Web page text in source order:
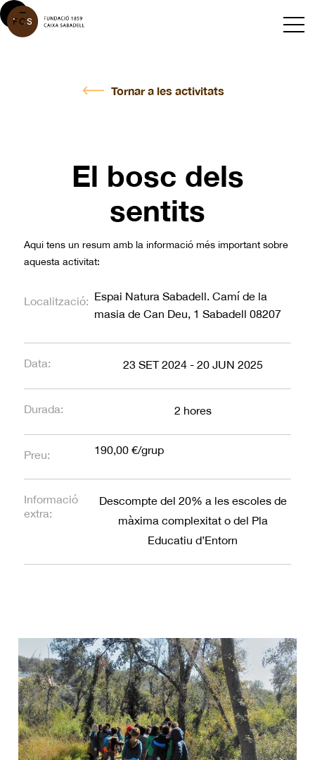
Tornar a les activitats
El bosc dels
sentits
Aqui tens un resum amb la informació més important sobre
aquesta activitat:
Localització: Espai Natura Sabadell. Camí de la
masia de Can Deu, 1 Sabadell 08207
Data: 23 SET 2024 - 20 JUN 2025
Durada: 2 hores
Preu: 190,00 €/grup
Informació
extra:
Descompte del 20% a les escoles de
màxima complexitat o del Pla
Educatiu d’Entorn